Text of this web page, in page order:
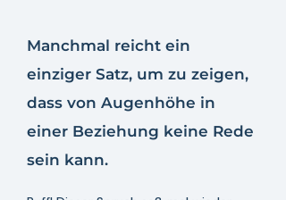
Manchmal reicht ein
einziger Satz, um zu zeigen,
dass von Augenhöhe in
einer Beziehung keine Rede
sein kann.